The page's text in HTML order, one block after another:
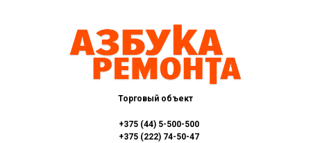
Торговый объект
+375 (44) 5-500-500
+375 (222) 74-50-47